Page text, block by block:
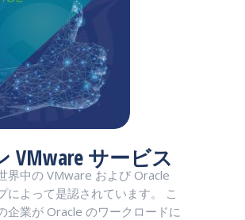
VMware サービス
界中の VMware および Oracle
によって是認されています。 こ
企業が Oracle のワークロードに